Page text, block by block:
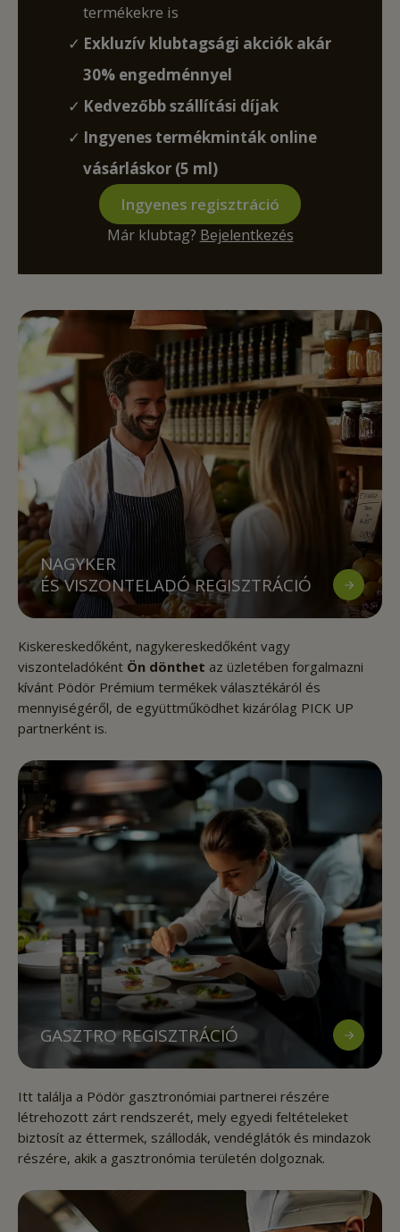
termékekre is
Exkluzív klubtagsági akciók akár
30% engedménnyel
Kedvezőbb szállítási díjak
Ingyenes termékminták online
vásárláskor (5 ml)
Ingyenes regisztráció
Már klubtag? Bejelentkezés
NAGYKER
ÉS VISZONTELADÓ REGISZTRÁCIÓ
Kiskereskedőként, nagykereskedőként vagy
viszonteladóként Ön dönthet az üzletében forgalmazni
kívánt Pödör Prémium termékek választékáról és
mennyiségéről, de együttműködhet kizárólag PICK UP
partnerként is.
GASZTRO REGISZTRÁCIÓ
Itt találja a Pödör gasztronómiai partnerei részére
létrehozott zárt rendszerét, mely egyedi feltételeket
biztosít az éttermek, szállodák, vendéglátók és mindazok
részére, akik a gasztronómia területén dolgoznak.